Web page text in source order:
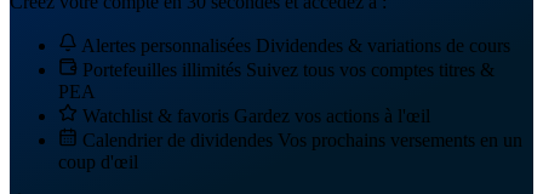
Alertes personnalisées Dividendes & variations de cours
Portefeuilles illimités Suivez tous vos comptes titres &
PEA
Watchlist & favoris Gardez vos actions à l'œil
Calendrier de dividendes Vos prochains versements en un
coup d'œil